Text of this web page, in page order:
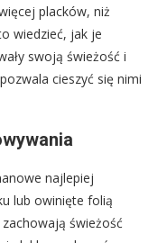
placków, niż
wiedzieć, jak je
swoją świeżość i
cieszyć się nimi
najlepiej
lub owinięte folią
świeżość